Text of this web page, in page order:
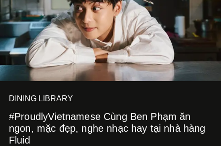
DINING LIBRARY
#ProudlyVietnamese Cùng Ben Phạm ăn
ngon, mặc đẹp, nghe nhạc hay tại nhà hàng
Fluid